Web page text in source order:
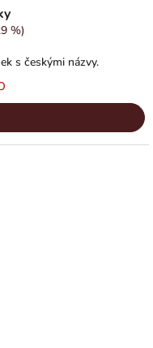
%)
s českými názvy.